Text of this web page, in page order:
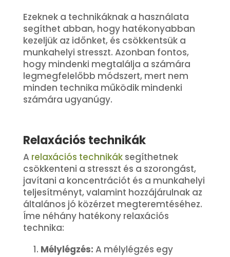
Ezeknek a technikáknak a használata
segíthet abban, hogy hatékonyabban
kezeljük az időnket, és csökkentsük a
munkahelyi stresszt. Azonban fontos,
hogy mindenki megtalálja a számára
legmegfelelőbb módszert, mert nem
minden technika működik mindenki
számára ugyanúgy.
Relaxációs technikák
A relaxációs technikáksegíthetnek
csökkenteni a stresszt és a szorongást,
javítani a koncentrációt és a munkahelyi
teljesítményt, valamint hozzájárulnak az
általános jó közérzet megteremtéséhez.
Íme néhány hatékony relaxációs
technika:
Mélylégzés: A mélylégzés egy